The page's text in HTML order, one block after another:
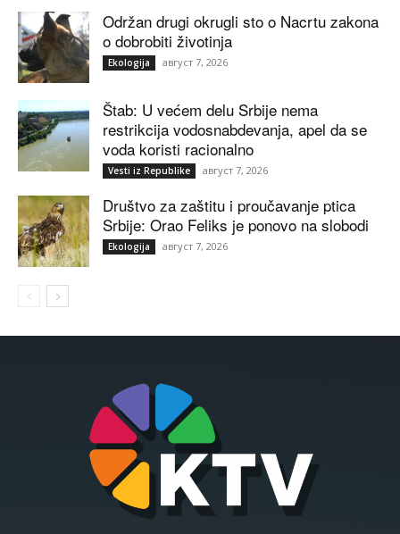
Održan drugi okrugli sto o Nacrtu zakona
o dobrobiti životinja
Ekologija август 7, 2026
Štab: U većem delu Srbije nema
restrikcija vodosnabdevanja, apel da se
voda koristi racionalno
Vesti iz Republike август 7, 2026
Društvo za zaštitu i proučavanje ptica
Srbije: Orao Feliks je ponovo na slobodi
Ekologija август 7, 2026